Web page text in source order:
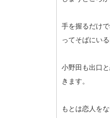
手を握るだけ
ってそばにい
小野田も出口
きます。
もとは恋人を